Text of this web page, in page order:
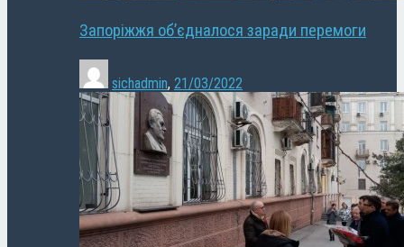
Запоріжжя об’єдналося заради перемоги
sichadmin, 21/03/2022